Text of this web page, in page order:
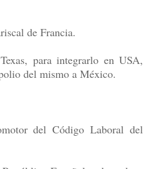
de Francia.
para integrarlo en USA,
del mismo a México.
del Código Laboral del